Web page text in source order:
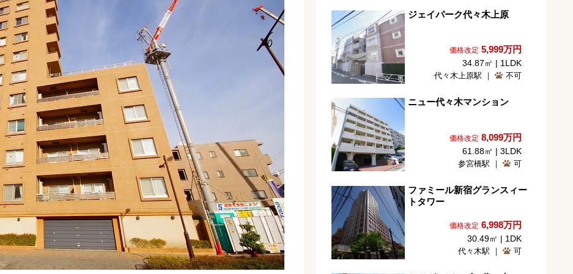
ジェイパーク代々木上原
価格改定 5,999万円
34.87㎡ | 1LDK
代々木上原駅 ｜ 不可
ニュー代々木マンション
価格改定 8,099万円
61.88㎡ | 3LDK
参宮橋駅 ｜ 可
ファミール新宿グランスィー
トタワー
価格改定 6,998万円
30.49㎡ | 1DK
代々木駅 ｜ 可